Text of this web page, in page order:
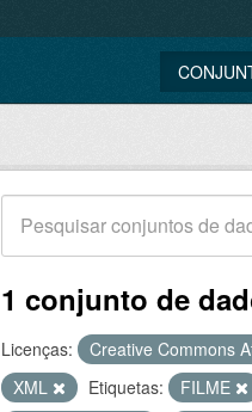
1 conjunto de
Licenças: Creative Commons
XML
Etiquetas: FILME